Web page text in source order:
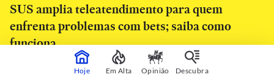
SUS amplia teleatendimento para quem
enfrenta problemas com bets; saiba como
funciona
Hoje Em Alta Opinião Descubra